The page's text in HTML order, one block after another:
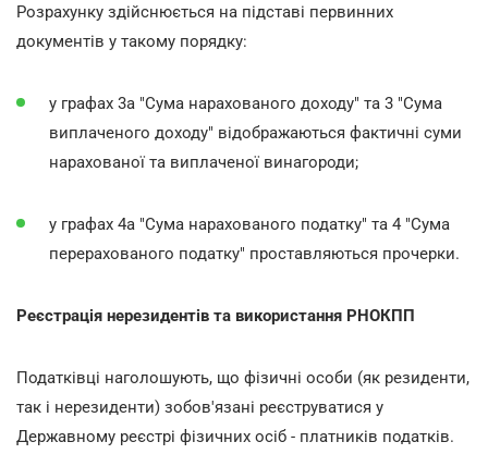
Розрахунку здійснюється на підставі первинних
документів у такому порядку:
у графах 3а "Сума нарахованого доходу" та 3 "Сума
виплаченого доходу" відображаються фактичні суми
нарахованої та виплаченої винагороди;
у графах 4а "Сума нарахованого податку" та 4 "Сума
перерахованого податку" проставляються прочерки.
Реєстрація нерезидентів та використання РНОКПП
Податківці наголошують, що фізичні особи (як резиденти,
так і нерезиденти) зобов'язані реєструватися у
Державному реєстрі фізичних осіб - платників податків.